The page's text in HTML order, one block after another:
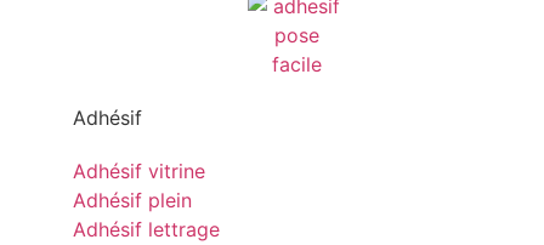
Adhésif
Adhésif vitrine
Adhésif plein
Adhésif lettrage